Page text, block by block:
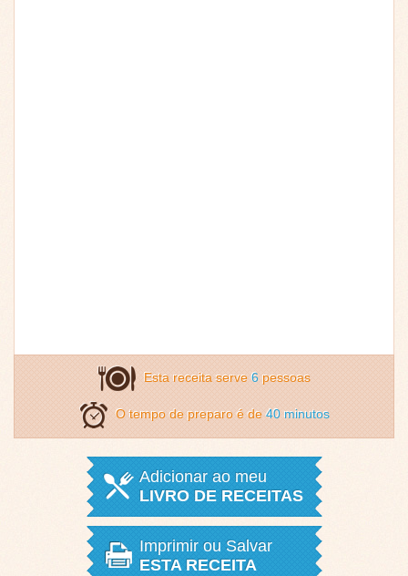
Esta receita serve6 pessoas
O tempo de preparo é de40 minutos
Adicionar ao meu
LIVRO DE RECEITAS
Imprimir ou Salvar
ESTA RECEITA